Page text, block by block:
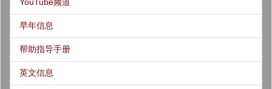
早年信息
帮助指导手册
英文信息